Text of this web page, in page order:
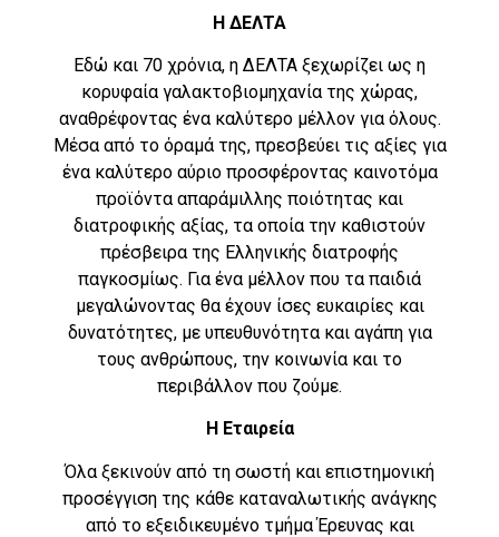
Η ΔΕΛΤΑ
Εδώ και 70 χρόνια, η ΔΕΛΤΑ ξεχωρίζει ως η
κορυφαία γαλακτοβιομηχανία της χώρας,
αναθρέφοντας ένα καλύτερο μέλλον για όλους.
Μέσα από το όραμά της, πρεσβεύει τις αξίες για
ένα καλύτερο αύριο προσφέροντας καινοτόμα
προϊόντα απαράμιλλης ποιότητας και
διατροφικής αξίας, τα οποία την καθιστούν
πρέσβειρα της Ελληνικής διατροφής
παγκοσμίως. Για ένα μέλλον που τα παιδιά
μεγαλώνοντας θα έχουν ίσες ευκαιρίες και
δυνατότητες, με υπευθυνότητα και αγάπη για
τους ανθρώπους, την κοινωνία και το
περιβάλλον που ζούμε.
Η Εταιρεία
Όλα ξεκινούν από τη σωστή και επιστημονική
προσέγγιση της κάθε καταναλωτικής ανάγκης
από το εξειδικευμένο τμήμα Έρευνας και